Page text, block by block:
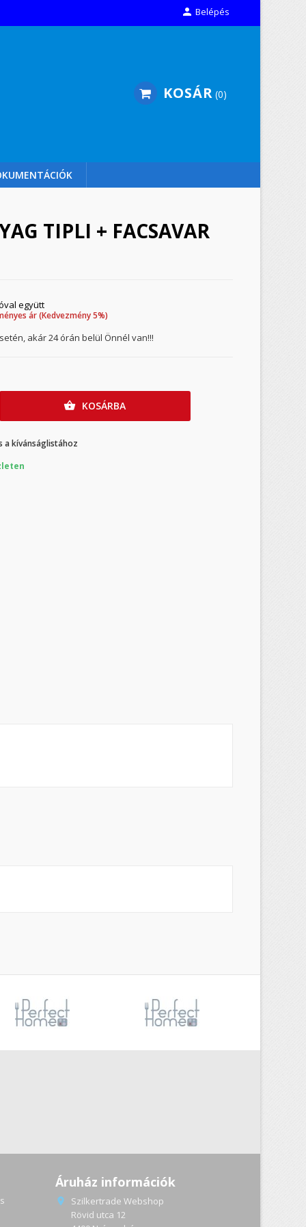
 Belépés
KOSÁR 0
TIPLI + FACSAVAR
együtt
ár (Kedvezmény 5%)
akár 24 órán belül Önnél van!!!
 KOSÁRBA
a kívánságlistához
Áruház információk

Szilkertrade Webshop
Rövid utca 12